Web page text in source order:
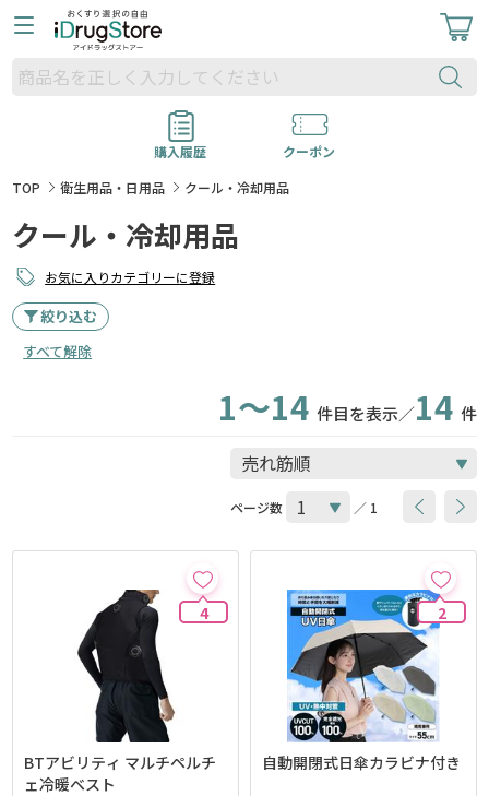
購入履歴
クーポン
TOP
衛生用品・日用品 クール・冷却用品
クール・冷却用品
お気に入りカテゴリーに登録
絞り込む
すべて解除
1～14 件目を表示／14 件
ページ数 ／ 1
4
BTアビリティ マルチペルチ
ェ冷暖ベスト
2
自動開閉式日傘カラビナ付き